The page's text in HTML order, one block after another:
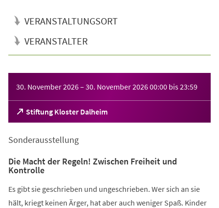
VERANSTALTUNGSORT
VERANSTALTER
30. November 2026– 30. November 202600:00 bis23:59
Stiftung Kloster Dalheim
(Öffnet
in
neuen
Sonderausstellung
Die Macht der Regeln! Zwischen Freiheit und
Kontrolle
Es gibt sie geschrieben und ungeschrieben. Wer sich an sie
hält, kriegt keinen Ärger, hat aber auch weniger Spaß. Kinder